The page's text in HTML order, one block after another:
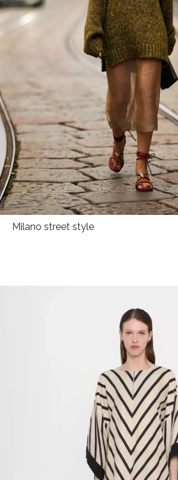
Milano street style